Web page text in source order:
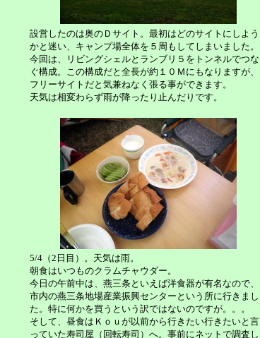
設営したのは奥のＤサイト。最初はどのサイトにしよう
かと迷い、キャンプ場全体を５周もしてしまいました。
今回は、リビングシェルとランブリ５をトンネルでつな
ぐ構成。この構成だと全長が約１０Ｍにもなりますが、
フリーサイトだと気兼ねなく張る事ができます。
天気は相変わらず雨が降ったり止んだりです。
5/4（2日目）。天気は雨。
朝食はいつものクラムチャウダー。
今日の午前中は、燕三条といえば洋食器が有名なので、
市内の燕三条地場産業振興センターという所に行きまし
た。特に何かを買うという訳ではないのですが。。。
そして、昼食はＫｏｕが以前から行きたい行きたいと言
っていた寿司屋（回転寿司）へ。事前にネットで調査し